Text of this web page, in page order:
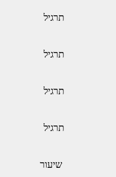
תרגיל
תרגיל
תרגיל
תרגיל
שיעור